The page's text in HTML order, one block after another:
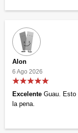
Alon
6 Ago 2026
Excelente Guau.
la pena.